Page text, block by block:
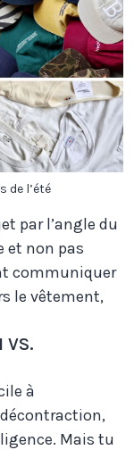
de l’été
par l’angle du
et non pas
communiquer
le vêtement,
VS.
à
Mais tu